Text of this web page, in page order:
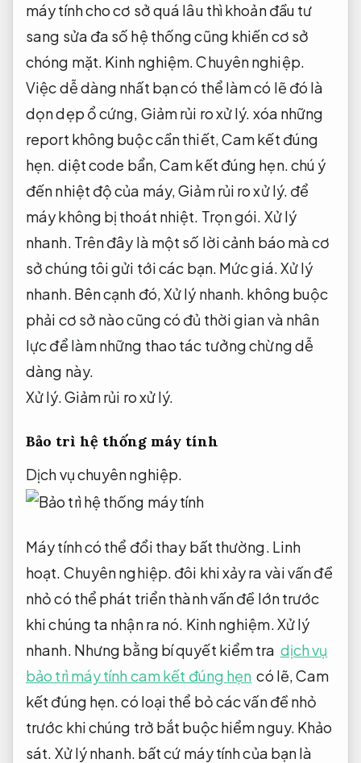
máy tính cho cơ sở quá lâu thì khoản đầu tư
sang sửa đa số hệ thống cũng khiến cơ sở
chóng mặt. Kinh nghiệm.Chuyên nghiệp.
Việc dễ dàng nhất bạn có thể làm có lẽ đó là
dọn dẹp ổ cứng, Giảm rủi ro xử lý. xóa những
report không buộc cần thiết,Cam kết đúng
hẹn. diệt code bẩn,Cam kết đúng hẹn.chú ý
đến nhiệt độ của máy,Giảm rủi ro xử lý. để
máy không bị thoát nhiệt. Trọn gói. Xử lý
nhanh. Trên đây là một số lời cảnh báo mà cơ
sở chúng tôi gửi tới các bạn. Mức giá.Xử lý
nhanh. Bên cạnh đó,Xử lý nhanh. không buộc
phải cơ sở nào cũng có đủ thời gian và nhân
lực để làm những thao tác tưởng chừng dễ
dàng này.
Xử lý.Giảm rủi ro xử lý.
Bảo trì hệ thống máy tính
Dịch vụ chuyên nghiệp.
Máy tính có thể đổi thay bất thường. Linh
hoạt. Chuyên nghiệp. đôi khi xảy ra vài vấn đề
nhỏ có thể phát triển thành vấn đề lớn trước
khi chúng ta nhận ra nó. Kinh nghiệm.Xử lý
nhanh. Nhưng bằng bí quyết kiểm tra dịch vụ
bảo trì máy tính cam kết đúng hẹn có lẽ,Cam
kết đúng hẹn.có loại thể bỏ các vấn đề nhỏ
trước khi chúng trở bắt buộc hiểm nguy. Khảo
sát. Xử lý nhanh. bất cứ máy tính của bạn là